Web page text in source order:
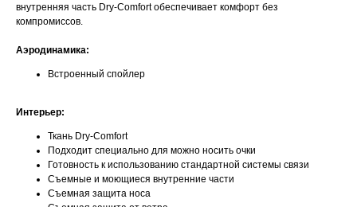
внутренняя часть Dry-Comfort обеспечивает комфорт без
компромиссов.
Аэродинамика:
Встроенный спойлер
Интерьер:
Ткань Dry-Comfort
Подходит специально для можно носить очки
Готовность к использованию стандартной системы связи
Съемные и моющиеся внутренние части
Съемная защита носа